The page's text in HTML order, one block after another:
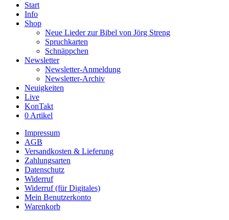
Start
Info
Shop
Neue Lieder zur Bibel von Jörg Streng
Spruchkarten
Schnäppchen
Newsletter
Newsletter-Anmeldung
Newsletter-Archiv
Neuigkeiten
Live
KonTakt
0 Artikel
Impressum
AGB
Versandkosten & Lieferung
Zahlungsarten
Datenschutz
Widerruf
Widerruf (für Digitales)
Mein Benutzerkonto
Warenkorb